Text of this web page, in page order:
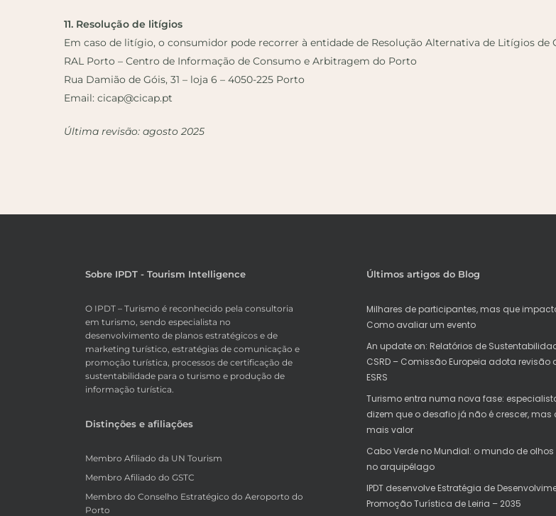
11. Resolução de litígios
Em caso de litígio, o consumidor pode recorrer à entidade de Resolução Alternativa de Litígios de
RAL Porto – Centro de Informação de Consumo e Arbitragem do Porto
Rua Damião de Góis, 31 – loja 6 – 4050-225 Porto
Email: cicap@cicap.pt
Última revisão: agosto 2025
Sobre IPDT - Tourism Intelligence
O IPDT – Turismo é reconhecido pela consultoria
em turismo, sendo especialista no
desenvolvimento de planos estratégicos e de
marketing turístico, estratégias de comunicação e
promoção turística, processos de certificação de
sustentabilidade para o turismo e produção de
informação turística.
Distinções e afiliações
Membro Afiliado da UN Tourism
Membro Afiliado do GSTC
Membro do Conselho Estratégico do Aeroporto do
Porto
Últimos artigos do Blog
Milhares de participantes, mas que
Como avaliar um evento
An update on: Relatórios de
CSRD – Comissão Europeia adota revisão
ESRS
Turismo entra numa nova fase:
dizem que o desafio já não é crescer, mas
mais valor
Cabo Verde no Mundial: o mundo de olhos
no arquipélago
IPDT desenvolve Estratégia de
Promoção Turística de Leiria – 2035